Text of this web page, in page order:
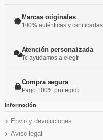
Marcas originales
100% auténticas y certificadas
Atención personalizada
Te ayudamos a elegir
Compra segura
Pago 100% protegido
Información
Envio y devoluciones
Aviso legal